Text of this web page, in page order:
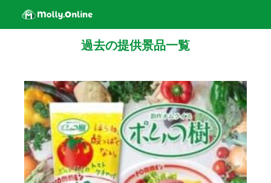
過去の提供景品一覧